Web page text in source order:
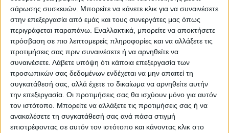
σάρωσης συσκευών. Μπορείτε να κάνετε κλικ για να συναινέσετε
στην επεξεργασία από εμάς και τους συνεργάτες μας όπως
περιγράφεται παραπάνω. Εναλλακτικά, μπορείτε να αποκτήσετε
πρόσβαση σε πιο λεπτομερείς πληροφορίες και να αλλάξετε τις
προτιμήσεις σας πριν συναινέσετε ή να αρνηθείτε να
συναινέσετε. Λάβετε υπόψη ότι κάποια επεξεργασία των
προσωπικών σας δεδομένων ενδέχεται να μην απαιτεί τη
συγκατάθεσή σας, αλλά έχετε το δικαίωμα να αρνηθείτε αυτήν
την επεξεργασία. Οι προτιμήσεις σας θα ισχύουν μόνο για αυτόν
τον ιστότοπο. Μπορείτε να αλλάξετε τις προτιμήσεις σας ή να
ανακαλέσετε τη συγκατάθεσή σας ανά πάσα στιγμή
επιστρέφοντας σε αυτόν τον ιστότοπο και κάνοντας κλικ στο
ΠΑΡΟΜΟΙΑ ΑΡΘΡΑ